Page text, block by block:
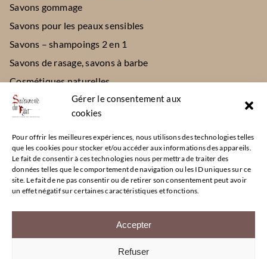
Gérer le consentement aux
cookies
Pour offrir les meilleures expériences, nous utilisons des technologies telles
que les cookies pour stocker et/ou accéder aux informations des appareils.
Le fait de consentir à ces technologies nous permettra de traiter des
données telles que le comportement de navigation ou les ID uniques sur ce
site. Le fait de ne pas consentir ou de retirer son consentement peut avoir
un effet négatif sur certaines caractéristiques et fonctions.
Accepter
Refuser
Savons gommage
Savons pour les peaux sensibles
Savons – shampoings 2 en 1
Savons de rasage, savons à barbe
Cosmétiques naturelles
Divers
CONTACT
111 place de l’église – 42520 Maclas
06 32 95 08 95
Jeudi de 9h à 12h30 – 15h à 19h